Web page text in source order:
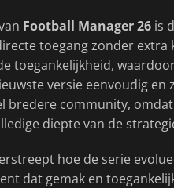
Football Manager 26 is
toegang zonder
toegankelijkheid,
versie eenvoudig
bredere community,
diepte van de
hoe de serie
dat gemak en